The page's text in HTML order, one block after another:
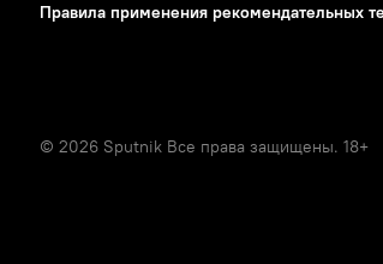
Правила применения рекомендательных
© 2026 Sputnik Все права защищены. 18+